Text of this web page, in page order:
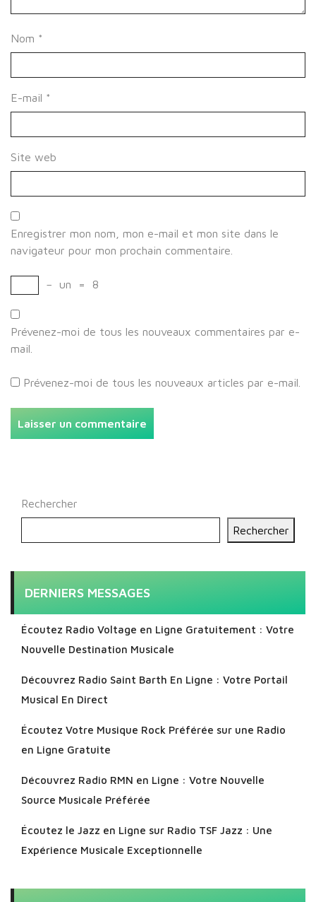
Nom *
E-mail *
Site web
Enregistrer mon nom, mon e-mail et mon site dans le
navigateur pour mon prochain commentaire.
− un = 8
Prévenez-moi de tous les nouveaux commentaires par e-
mail.
Prévenez-moi de tous les nouveaux articles par e-mail.
Rechercher
Rechercher
DERNIERS MESSAGES
Écoutez Radio Voltage en Ligne Gratuitement : Votre
Nouvelle Destination Musicale
Découvrez Radio Saint Barth En Ligne : Votre Portail
Musical En Direct
Écoutez Votre Musique Rock Préférée sur une Radio
en Ligne Gratuite
Découvrez Radio RMN en Ligne : Votre Nouvelle
Source Musicale Préférée
Écoutez le Jazz en Ligne sur Radio TSF Jazz : Une
Expérience Musicale Exceptionnelle